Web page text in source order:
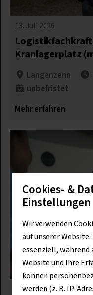
13. Juli 2026
Kranlagerplatz
Langenzenn
unbefristet
Mehr erfahren
13. Juli 2026
Cookies- &
Einstellungen
Wir verwenden
auf unserer
essenziell, während
Website und Ihre
können
werden (z. B. IP-